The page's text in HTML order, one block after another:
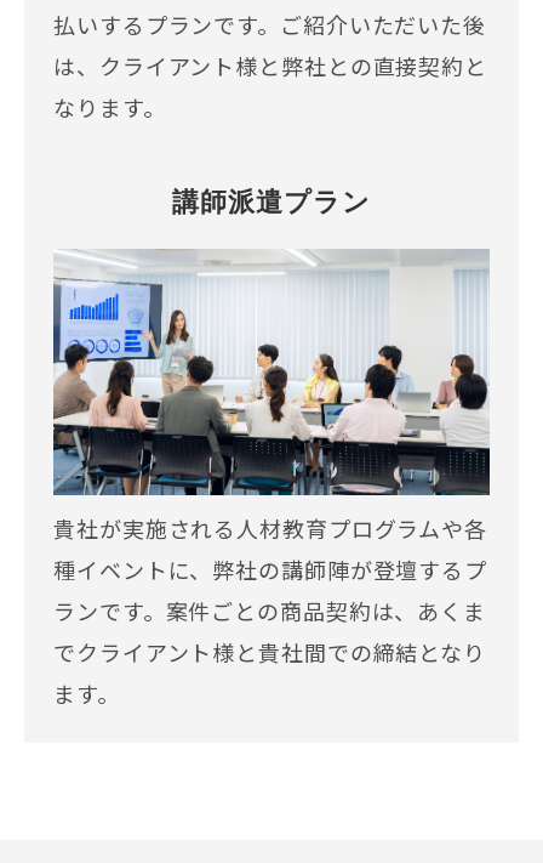
払いするプランです。ご紹介いただいた後
は、クライアント様と弊社との直接契約と
なります。
講師派遣プラン
貴社が実施される人材教育プログラムや各
種イベントに、弊社の講師陣が登壇するプ
ランです。案件ごとの商品契約は、あくま
でクライアント様と貴社間での締結となり
ます。